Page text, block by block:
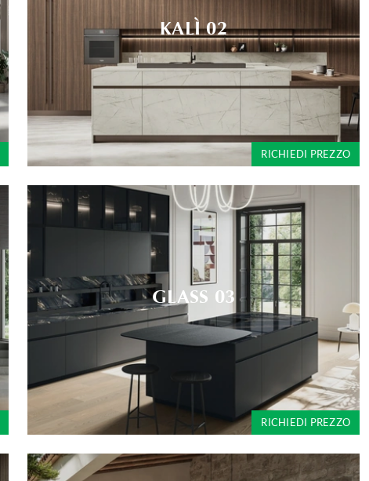
KALÌ 02
RICHIEDI PREZZO
GLASS 03
RICHIEDI PREZZO